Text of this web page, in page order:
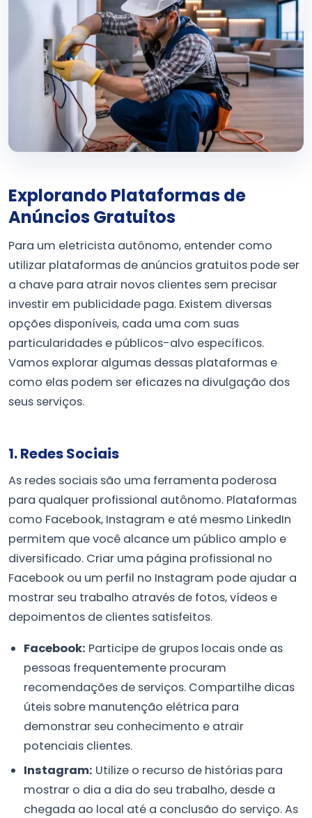
Explorando Plataformas de
Anúncios Gratuitos
Para um eletricista autônomo, entender como
utilizar plataformas de anúncios gratuitos pode ser
a chave para atrair novos clientes sem precisar
investir em publicidade paga. Existem diversas
opções disponíveis, cada uma com suas
particularidades e públicos-alvo específicos.
Vamos explorar algumas dessas plataformas e
como elas podem ser eficazes na divulgação dos
seus serviços.
1. Redes Sociais
As redes sociais são uma ferramenta poderosa
para qualquer profissional autônomo. Plataformas
como Facebook, Instagram e até mesmo LinkedIn
permitem que você alcance um público amplo e
diversificado. Criar uma página profissional no
Facebook ou um perfil no Instagram pode ajudar a
mostrar seu trabalho através de fotos, vídeos e
depoimentos de clientes satisfeitos.
Facebook: Participe de grupos locais onde as
pessoas frequentemente procuram
recomendações de serviços. Compartilhe dicas
úteis sobre manutenção elétrica para
demonstrar seu conhecimento e atrair
potenciais clientes.
Instagram: Utilize o recurso de histórias para
mostrar o dia a dia do seu trabalho, desde a
chegada ao local até a conclusão do serviço. As